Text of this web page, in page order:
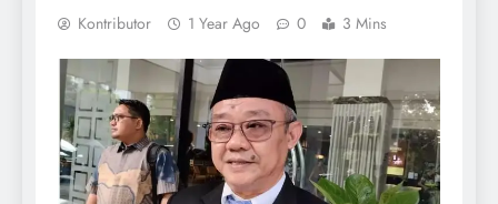
Kontributor 1 Year Ago 0 3 Mins